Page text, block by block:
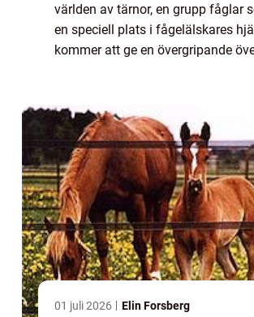
världen av tärnor, en grupp fåglar
en speciell plats i fågelälskares
kommer att ge en övergripande
01 juli 2026 Elin Forsberg